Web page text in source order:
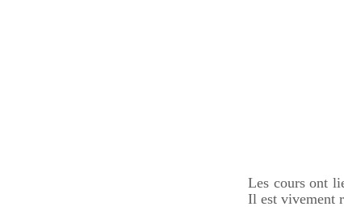
Les cours ont
Il est vivement